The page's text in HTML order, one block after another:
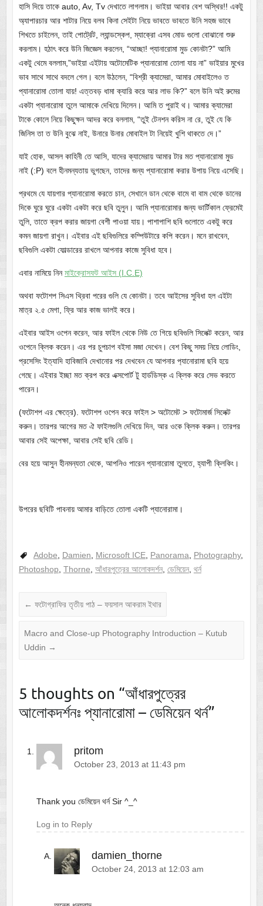
হাসি দিয়ে তাকে auto, Av, Tv দেখাতে লাগলাম। ভাইয়া আবার বেশ অস্থির!! একটু
অ্যাপারচার আর শাটার নিয়ে বলব কিনা সেইটা নিয়ে ভাবতে ভাবতে উনি সহজ ভাবে
শিখতে চাইলেন, তাই পোর্ট্রেট, ল্যান্ডস্কেপ, ম্যাক্রো এসব মোড গুলো বোঝানো শুরু
করলাম। হঠাৎ করে উনি জিজ্ঞেস করলেন, “আচ্ছা! প্যানারোমা মুড কোনটা?” আমি
একটু থেমে বললাম,”ভাইয়া এইটায় অটোমেটিক প্যানারোমা তোলা যায় না” ভাইয়ার মুখের
ভাব সাথে সাথে বদলে গেল। বলে উঠলেন, “বিশ্রী ক্যামেরা, আমার মোবাইলেও ত
প্যানারোমা তোলা যায়! এত্তবড় ধামা ক্যারি করে আর লাভ কি?” বলে উনি অই রুমের
একটা প্যানারোমা তুলে আমাকে দেখিয়ে দিলেন। আমি ত পুরাই থ। আমার ক্যামেরা
টাকে কোলে নিয়ে কিছুক্ষন আদর করে বললাম, “তুই টেনশন করিস না রে, তুই যে কি
জিনিস তা ত উনি বুঝে নাই, উনারে উনার মোবাইল টা নিয়েই খুশি থাকতে দে।”
যাই হোক, আসল কাহিনী তে আসি, যাদের ক্যামেরায় আমার টার মত প্যানারোমা মুড
নাই (:P) বলে হীনমন্যতায় ভুগছেন, তাদের জন্য প্যানারোমা করার উপায় নিয়ে এসেছি।
প্রথমে যে যায়গার প্যানারোমা করতে চান, সেখানে ডান থেকে বামে বা বাম থেকে ডানের
দিকে ঘুরে ঘুরে একটা একটা করে ছবি তুলুন। আমি প্যানারোমার জন্য ভার্টিকাল ফ্রেমেই
তুলি, তাতে ক্রপ করার জায়গা বেশী পাওয়া যায়। পাশাপাশি ছবি গুলোতে একটু করে
কমন জায়গা রাখুন। এইবার এই ছবিগুলিরে কম্পিউটারে কপি করেন। মনে রাখবেন,
ছবিগুলি একটা ফোল্ডারের রাখলে আপনার কাজে সুবিধা হবে।
এবার নামিয়ে নিনমাইক্রোসফট আইস (I.C.E)
অথবা ফটোশপ সিএস থ্রিবা পরের গুলি যে কোনটা। তবে আইসের সুবিধা হল এইটা
মাত্র ২.৫ মেগা, ফ্রি আর কাজ ভালই করে।
এইবার আইস ওপেন করেন, আর ফাইল থেকে নিউ তে গিয়ে ছবিগুলি সিলেক্ট করেন, আর
ওপেনে ক্লিক করেন। এর পর চুপচাপ বইসা মজা দেখেন। বেশ কিছু সময় নিয়ে লোডিং,
প্রসেসিং ইত্যাদি হাবিজাবি দেখানোর পর দেখবেন যে আপনার প‌্যানোরামা ছবি হয়ে
গেছে। এইবার ইচ্ছা মত ক্রপ করে এক্সপোর্ট টু হার্ডডিস্ক এ ক্লিক করে সেভ করতে
পারেন।
(ফটোশপ এর ক্ষেত্রে). ফটোশপ ওপেন করে ফাইল > অটোমেট > ফটোমার্জ সিলেক্ট
করুন। তারপর আগের মত ঐ ফাইলগুলি দেখিয়ে দিন, আর ওকে ক্লিক করুন। তারপর
আবার সেই অপেক্ষা, আবার সেই ছবি রেডি।
বের হয়ে আসুন হীনমন্যতা থেকে, আপনিও পারেন প্যানারোমা তুলতে, হ্যাপী ক্লিকিং।
উপরের ছবিটি পাবনায় আমার বাড়িতে তোলা একটি প্যানোরামা।
Adobe, Damien, Microsoft ICE, Panorama, Photography,
Photoshop, Thorne, আঁধারপুত্রের আলোকদর্শন, ডেমিয়েন, থর্ন
← ফটোগ্রাফির তৃতীয় পাঠ – ফয়সাল আকরাম ইথার
Macro and Close-up Photography Introduction – Kutub
Uddin →
5 thoughts on “আঁধারপুত্রের
আলোকদর্শনঃ প্যানারোমা – ডেমিয়েন থর্ন”
pritom
October 23, 2013 at 11:43 pm
Thank you ডেমিয়েন থর্ন Sir ^_^
Log in to Reply
damien_thorne
October 24, 2013 at 12:03 am